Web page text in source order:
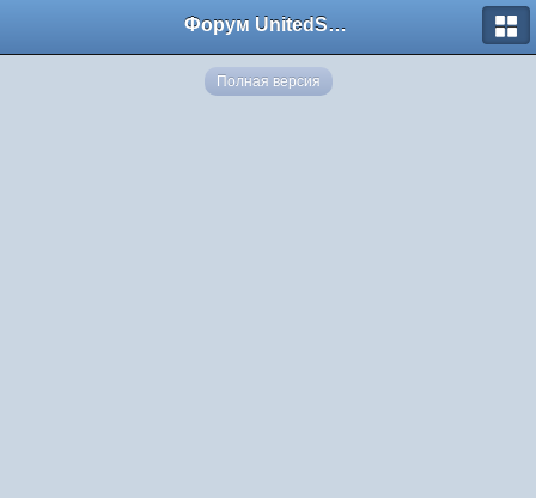
Форум UnitedSouth
Полная версия